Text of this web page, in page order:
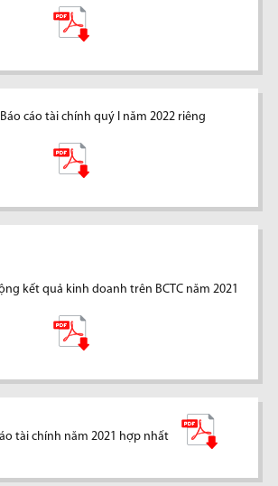
Báo cáo tài chính quý I năm 2022 riêng
kết quả kinh doanh trên BCTC năm 2021
tài chính năm 2021 hợp nhất